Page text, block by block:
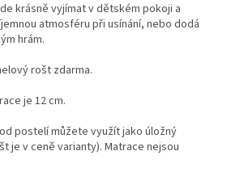
krásně vyjímat v dětském pokoji a
atmosféru při usínání, nebo dodá
hrám.
rošt zdarma.
je 12 cm.
postelí můžete využít jako úložný
je v ceně varianty). Matrace nejsou